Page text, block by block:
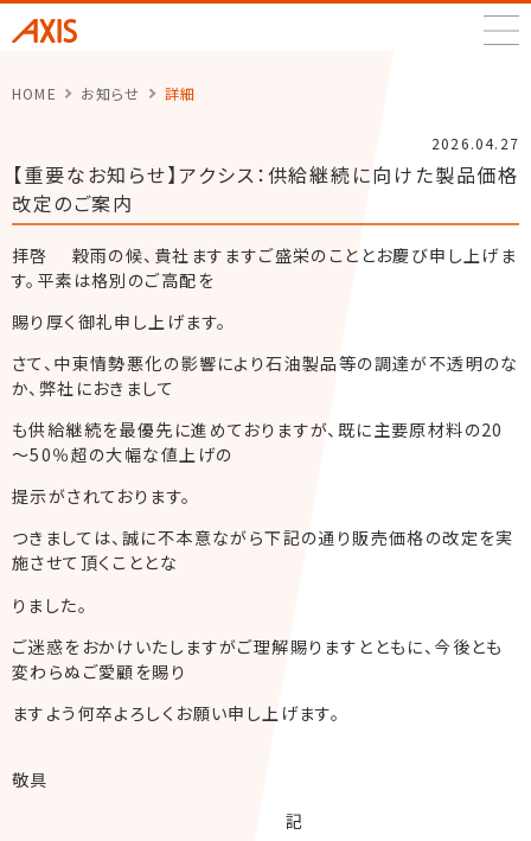
HOME お知らせ 詳細
【重要なお知らせ】アクシス：供給継続に向けた製品価格
改定のご案内
2026.04.27
拝啓 穀雨の候、貴社ますますご盛栄のこととお慶び申し上げま
す。平素は格別のご高配を
賜り厚く御礼申し上げます。
さて、中東情勢悪化の影響により石油製品等の調達が不透明のな
か、弊社におきまして
も供給継続を最優先に進めておりますが、既に主要原材料の20
～50％超の大幅な値上げの
提示がされております。
つきましては、誠に不本意ながら下記の通り販売価格の改定を実
施させて頂くこととな
りました。
ご迷惑をおかけいたしますがご理解賜りますとともに、今後とも
変わらぬご愛顧を賜り
ますよう何卒よろしくお願い申し上げます。
敬具
記